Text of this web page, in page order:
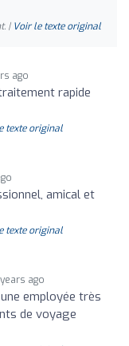
| Voir le texte original
ago
rapide
texte original
amical et
texte original
ago
employée très
de voyage